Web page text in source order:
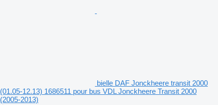
bielle DAF Jonckheere transit 2000
(01.05-12.13) 1686511 pour bus VDL Jonckheere Transit 2000
(2005-2013)